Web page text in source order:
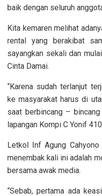
baik dengan seluruh
Kita kemaren melihat
rental yang berakibat
sayangkan sekali dan
Cinta Damai.
“Karena sudah terlanjut
ke masyarakat harus di
saat berbincang –
lapangan Kompi C Yonif 410
Letkol Inf Agung Cahyono
menembak kali ini adalah
bersama awak media.
“Sebab, pertama ada